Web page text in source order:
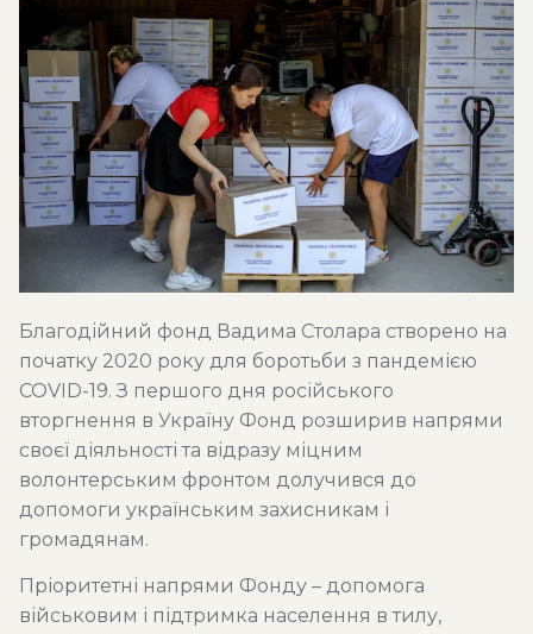
Благодійний фонд Вадима Столара створено на
початку 2020 року для боротьби з пандемією
COVID-19. З першого дня російського
вторгнення в Україну Фонд розширив напрями
своєї діяльності та відразу міцним
волонтерським фронтом долучився до
допомоги українським захисникам і
громадянам.
Пріоритетні напрями Фонду – допомога
військовим і підтримка населення в тилу,